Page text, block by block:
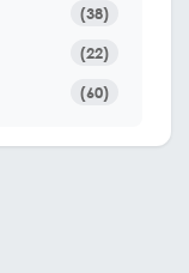
(38)
(22)
(60)